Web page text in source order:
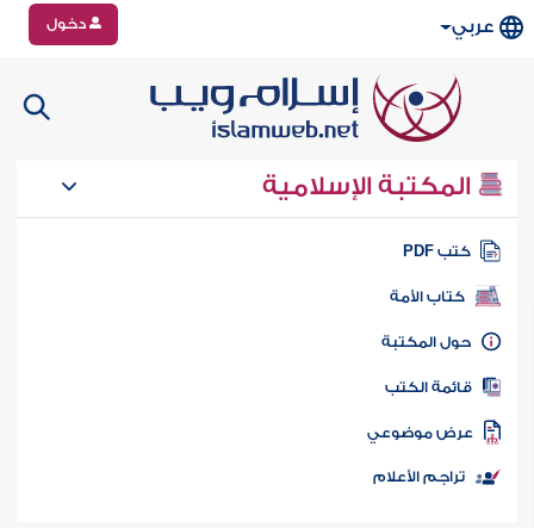
عربي دخول
المكتبة الإسلامية
كتب PDF
كتاب الأمة
المكتبة
الكتب
موضوعي